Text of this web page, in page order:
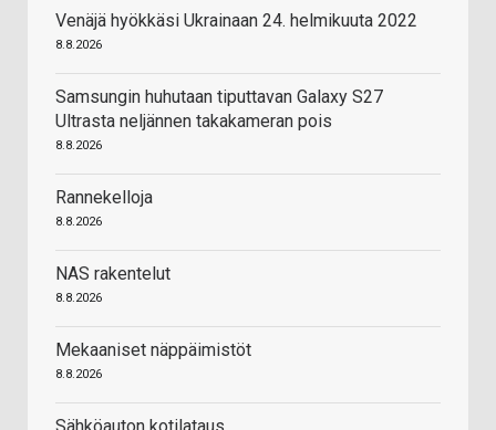
Venäjä hyökkäsi Ukrainaan 24. helmikuuta 2022
8.8.2026
Samsungin huhutaan tiputtavan Galaxy S27
Ultrasta neljännen takakameran pois
8.8.2026
Rannekelloja
8.8.2026
NAS rakentelut
8.8.2026
Mekaaniset näppäimistöt
8.8.2026